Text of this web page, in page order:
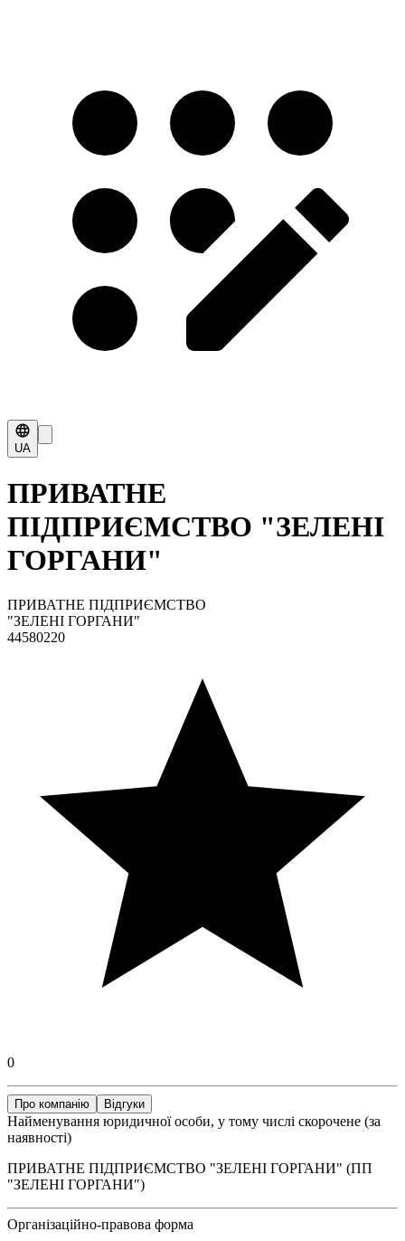
UA
ПРИВАТНЕ
ПІДПРИЄМСТВО "ЗЕЛЕНІ
ГОРГАНИ"
ПРИВАТНЕ ПІДПРИЄМСТВО
"ЗЕЛЕНІ ГОРГАНИ"
44580220
0
Про компанію Відгуки
Найменування юридичної особи, у тому числі скорочене (за
наявності)
ПРИВАТНЕ ПІДПРИЄМСТВО "ЗЕЛЕНІ ГОРГАНИ" (ПП
"ЗЕЛЕНІ ГОРГАНИ")
Організаційно-правова форма